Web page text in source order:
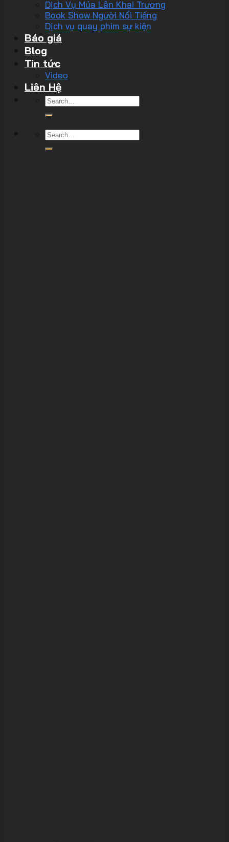
Dịch Vụ Múa Lân Khai Trương
Book Show Người Nổi Tiếng
Dịch vụ quay phim sự kiện
Báo giá
Blog
Tin tức
Video
Liên Hệ